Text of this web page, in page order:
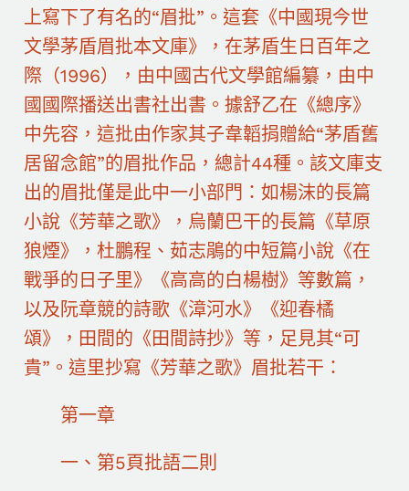
上寫下了有名的“眉批”。這套《中國現今世
文學茅盾眉批本文庫》，在茅盾生日百年之
際（1996），由中國古代文學館編纂，由中
國國際播送出書社出書。據舒乙在《總序》
中先容，這批由作家其子韋韜捐贈給“茅盾舊
居留念館”的眉批作品，總計44種。該文庫支
出的眉批僅是此中一小部門：如楊沫的長篇
小說《芳華之歌》，烏蘭巴干的長篇《草原
狼煙》，杜鵬程、茹志鵑的中短篇小說《在
戰爭的日子里》《高高的白楊樹》等數篇，
以及阮章競的詩歌《漳河水》《迎春橘
頌》，田間的《田間詩抄》等，足見其“可
貴”。這里抄寫《芳華之歌》眉批若干：
第一章
一、第5頁批語二則